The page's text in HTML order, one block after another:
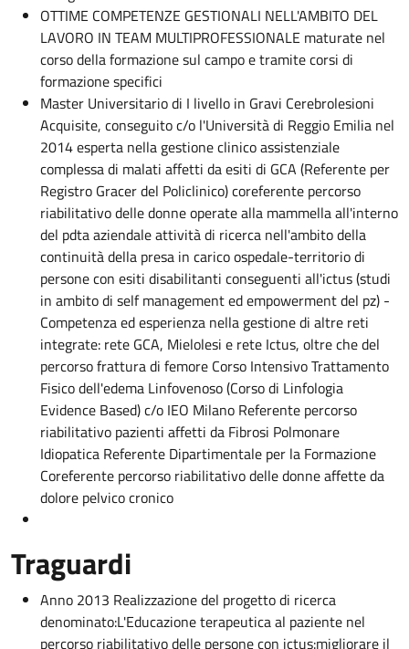
OTTIME COMPETENZE GESTIONALI NELL'AMBITO DEL
LAVORO IN TEAM MULTIPROFESSIONALE maturate nel
corso della formazione sul campo e tramite corsi di
formazione specifici
Master Universitario di I livello in Gravi Cerebrolesioni
Acquisite, conseguito c/o l'Università di Reggio Emilia nel
2014 esperta nella gestione clinico assistenziale
complessa di malati affetti da esiti di GCA (Referente per
Registro Gracer del Policlinico) coreferente percorso
riabilitativo delle donne operate alla mammella all'interno
del pdta aziendale attività di ricerca nell'ambito della
continuità della presa in carico ospedale-territorio di
persone con esiti disabilitanti conseguenti all'ictus (studi
in ambito di self management ed empowerment del pz) -
Competenza ed esperienza nella gestione di altre reti
integrate: rete GCA, Mielolesi e rete Ictus, oltre che del
percorso frattura di femore Corso Intensivo Trattamento
Fisico dell'edema Linfovenoso (Corso di Linfologia
Evidence Based) c/o IEO Milano Referente percorso
riabilitativo pazienti affetti da Fibrosi Polmonare
Idiopatica Referente Dipartimentale per la Formazione
Coreferente percorso riabilitativo delle donne affette da
dolore pelvico cronico
Traguardi
Anno 2013 Realizzazione del progetto di ricerca
denominato:L'Educazione terapeutica al paziente nel
percorso riabilitativo delle persone con ictus:migliorare il